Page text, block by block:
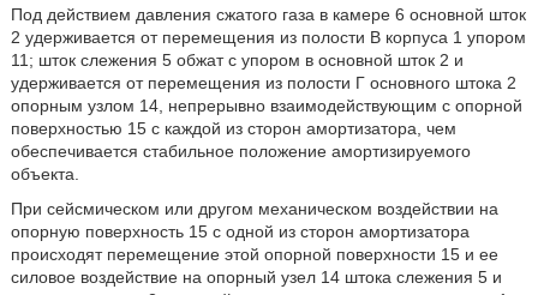
Под действием давления сжатого газа в камере 6 основной шток
2 удерживается от перемещения из полости В корпуса 1 упором
11; шток слежения 5 обжат с упором в основной шток 2 и
удерживается от перемещения из полости Г основного штока 2
опорным узлом 14, непрерывно взаимодействующим с опорной
поверхностью 15 с каждой из сторон амортизатора, чем
обеспечивается стабильное положение амортизируемого
объекта.
При сейсмическом или другом механическом воздействии на
опорную поверхность 15 с одной из сторон амортизатора
происходят перемещение этой опорной поверхности 15 и ее
силовое воздействие на опорный узел 14 штока слежения 5 и